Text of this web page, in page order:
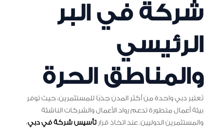
شركة في البر
الرئيسي
والمناطق الحرة
تُعتبر دبي واحدة من أكثر المدن جذبًا للمستثمرين، حيث توفر
بيئة أعمال متطورة تدعم رواد الأعمال والشركات الناشئة
والمستثمرين الدوليين. عند اتخاذ قرارتأسيس شركة في دبي،